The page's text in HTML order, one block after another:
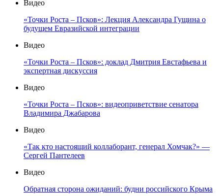
Видео
«Точки Роста – Псков»: Лекция Александра Гущина о
будущем Евразийской интеграции
Видео
«Точки Роста – Псков»: доклад Дмитрия Евстафьева и
экспертная дискуссия
Видео
«Точки Роста – Псков»: видеоприветствие сенатора
Владимира Джабарова
Видео
«Так кто настоящий коллаборант, генерал Хомчак?» —
Сергей Пантелеев
Видео
Обратная сторона ожиданий: будни российского Крыма